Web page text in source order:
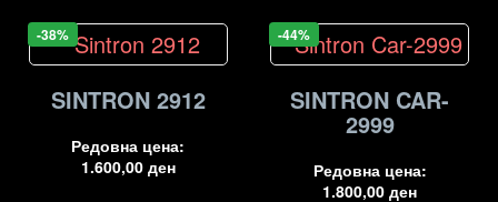
-38%
SINTRON 2912
Редовна цена:
1.600,00 ден
-44%
SINTRON CAR-
2999
Редовна цена:
1.800,00ден